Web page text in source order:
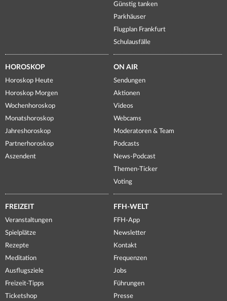
Günstig tanken
Parkhäuser
Flugplan Frankfurt
Schulausfälle
HOROSKOP
Horoskop Heute
Horoskop Morgen
Wochenhoroskop
Monatshoroskop
Jahreshoroskop
Partnerhoroskop
Aszendent
ON AIR
Sendungen
Aktionen
Videos
Webcams
Moderatoren & Team
Podcasts
News-Podcast
Themen-Ticker
Voting
FREIZEIT
Veranstaltungen
Spielplätze
Rezepte
Meditation
Ausflugsziele
Freizeit-Tipps
Ticketshop
FFH-WELT
FFH-App
Newsletter
Kontakt
Frequenzen
Jobs
Führungen
Presse